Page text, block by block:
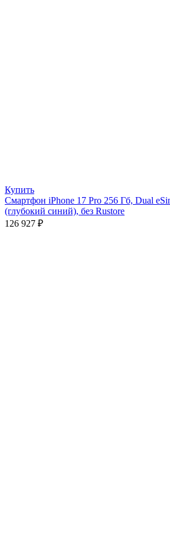
Купить
Смартфон iPhone 17 Pro 256 Гб, Dual
(глубокий синий), без Rustore
126 927 ₽